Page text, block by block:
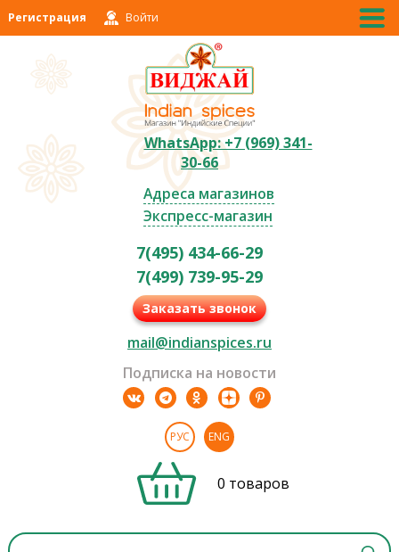
Регистрация Войти
WhatsApp: +7 (969) 341-
30-66
Адреса магазинов
Экспресс-магазин
7(495) 434-66-29
7(499) 739-95-29
Заказать звонок
mail@indianspices.ru
Подписка на новости
РУС ENG
0 товаров